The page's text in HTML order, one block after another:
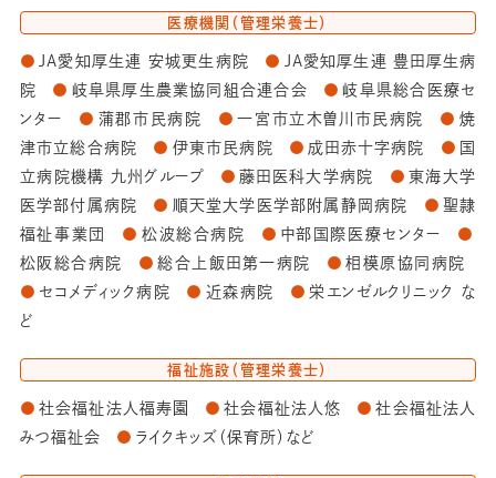
ファッション造形学科
看護学科
大学をもっと知る
動画で見る！名古屋学芸大学
人材育成の目的と3つのポリシー
医療機関（管理栄養士）
JA愛知厚生連 安城更生病院
JA愛知厚生連 豊田厚生病
院
岐阜県厚生農業協同組合連合会
岐阜県総合医療セ
ンター
蒲郡市民病院 一宮市立木曽川市民病院
焼
津市立総合病院
伊東市民病院 成田赤十字病院
国
立病院機構 九州グループ
藤田医科大学病院
東海大学
医学部付属病院
順天堂大学医学部附属静岡病院
聖隷
福祉事業団
松波総合病院
中部国際医療センター
松阪総合病院
総合上飯田第一病院
相模原協同病院
セコメディック病院
近森病院
栄エンゼルクリニック な
ど
福祉施設（管理栄養士）
社会福祉法人福寿園 社会福祉法人悠
社会福祉法人
みつ福祉会
ライクキッズ（保育所）など